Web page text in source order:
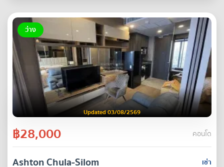
ว่าง
Updated 03/08/2569
฿28,000 คอนโด
เช่า
Ashton Chula-Silom